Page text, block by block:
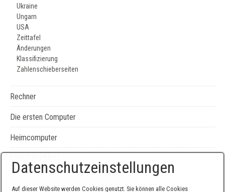
Ukraine
Ungarn
USA
Zeittafel
Änderungen
Klassifizierung
Zahlenschieberseiten
Rechner
Die ersten Computer
Heimcomputer
Datenschutzeinstellungen
Auf dieser Website werden Cookies genutzt. Sie können alle Cookies